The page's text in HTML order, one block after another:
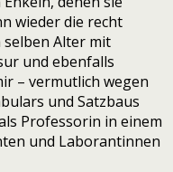
wieder die recht
selben Alter mit
und ebenfalls
– vermutlich wegen
und Satzbaus
Professorin in einem
und Laborantinnen